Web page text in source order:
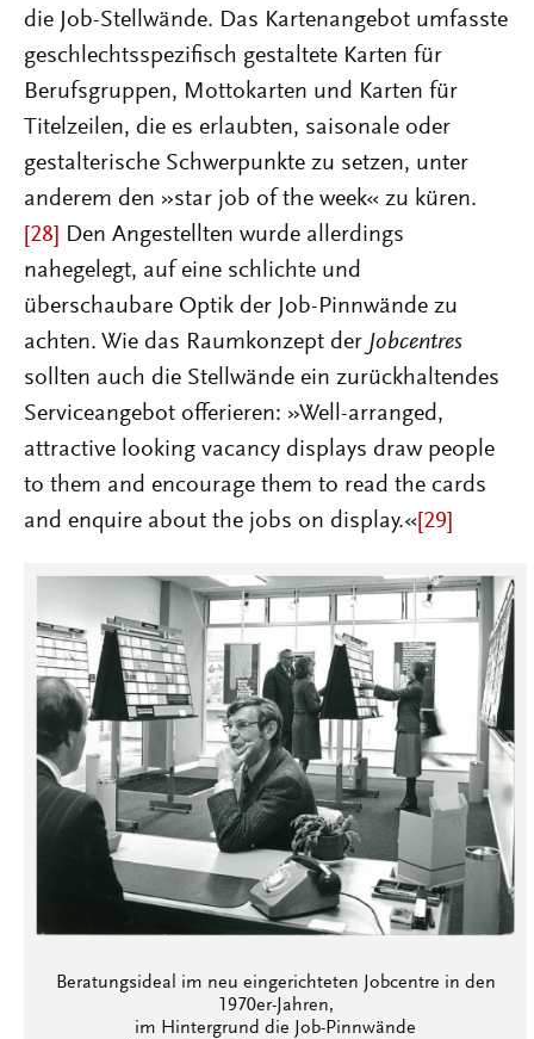
die Job-Stellwände. Das Kartenangebot umfasste
geschlechtsspezifisch gestaltete Karten für
Berufsgruppen, Mottokarten und Karten für
Titelzeilen, die es erlaubten, saisonale oder
gestalterische Schwerpunkte zu setzen, unter
anderem den »star job of the week« zu küren.
[28]
Den Angestellten wurde allerdings
nahegelegt, auf eine schlichte und
überschaubare Optik der Job-Pinnwände zu
achten. Wie das Raumkonzept der Jobcentres
sollten auch die Stellwände ein zurückhaltendes
Serviceangebot offerieren: »Well-arranged,
attractive looking vacancy displays draw people
to them and encourage them to read the cards
and enquire about the jobs on display.« [29]
Beratungsideal im neu eingerichteten Jobcentre in den
1970er-Jahren,
im Hintergrund die Job-Pinnwände